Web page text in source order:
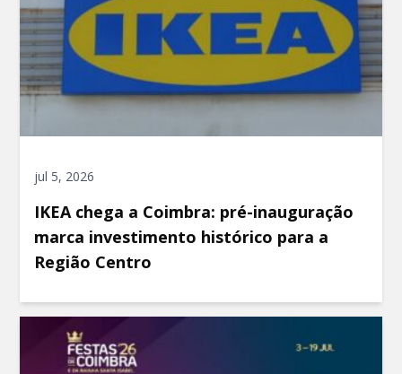
jul 5, 2026
IKEA chega a Coimbra: pré-inauguração
marca investimento histórico para a
Região Centro